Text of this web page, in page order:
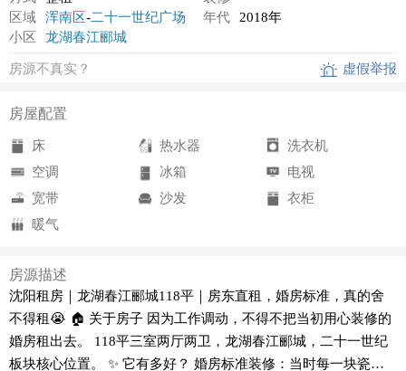
区域
浑南区-二十一世纪广场 年代
2018年
小区
龙湖春江郦城
房源不真实？ 虚假举报
房屋配置
床 热水器
洗衣机
空调
冰箱
电视
宽带
沙发
衣柜
暖气
房源描述
沈阳租房｜龙湖春江郦城118平｜房东直租，婚房标准，真的舍
不得租😭 🏠 关于房子 因为工作调动，不得不把当初用心装修的
婚房租出去。 118平三室两厅两卫，龙湖春江郦城，二十一世纪
板块核心位置。 ✨ 它有多好？ 婚房标准装修：当时每一块瓷